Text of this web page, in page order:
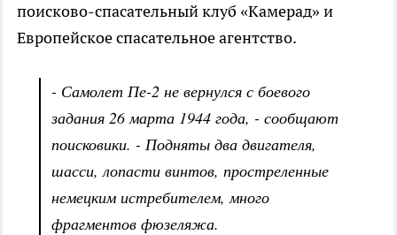
поисково-спасательный клуб «Камерад» и
Европейское спасательное агентство.
- Самолет Пе-2 не вернулся с боевого
задания 26 марта 1944 года, - сообщают
поисковики. - Подняты два двигателя,
шасси, лопасти винтов, простреленные
немецким истребителем, много
фрагментов фюзеляжа.